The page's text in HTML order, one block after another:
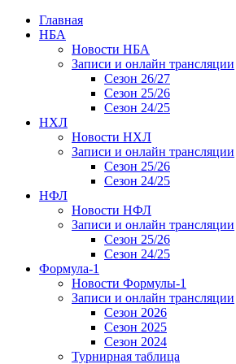
Главная
НБА
Новости НБА
Записи и онлайн трансляции
Сезон 26/27
Сезон 25/26
Сезон 24/25
НХЛ
Новости НХЛ
Записи и онлайн трансляции
Сезон 25/26
Сезон 24/25
НФЛ
Новости НФЛ
Записи и онлайн трансляции
Сезон 25/26
Сезон 24/25
Формула-1
Новости Формулы-1
Записи и онлайн трансляции
Сезон 2026
Сезон 2025
Сезон 2024
Турнирная таблица